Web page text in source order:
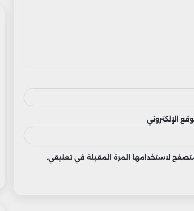
الإلكتروني
لاستخدامها المرة المقبلة في تعليقي.